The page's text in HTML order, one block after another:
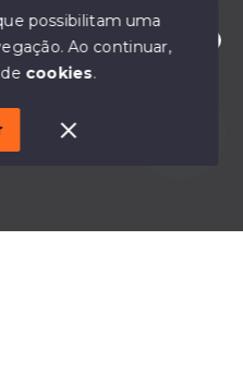
para te ajudar.
CASA MAIORI -
possibilitam uma
Ao continuar,
cookies.